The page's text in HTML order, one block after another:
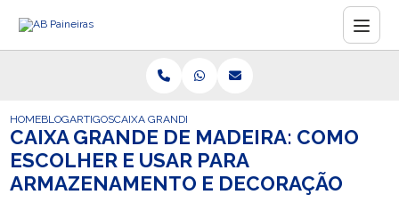
HOMEBLOGARTIGOSCAIXA GRANDE DE MADEIRA: COMO ESCOLHER E
CAIXA GRANDE DE MADEIRA: COMO
ESCOLHER E USAR PARA
ARMAZENAMENTO E DECORAÇÃO